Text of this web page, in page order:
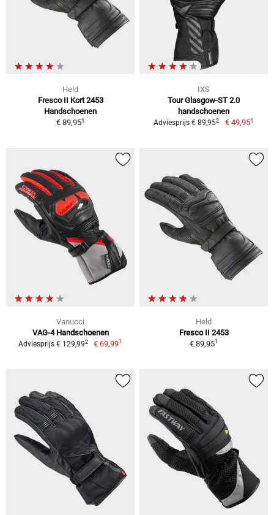
Held
Fresco II Kort 2453
Handschoenen
€ 89,951
IXS
Tour Glasgow-ST 2.0
handschoenen
Adviesprijs € 89,952 € 49,951
Vanucci
VAG-4 Handschoenen
Adviesprijs € 129,992 € 69,991
Held
Fresco II 2453
€ 89,951